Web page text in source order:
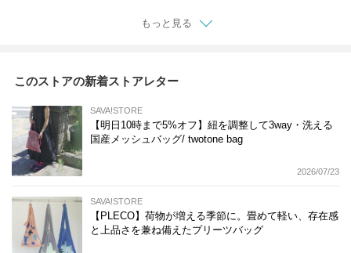
もっと見る
このストアの新着ストアレター
SAVA!STORE
【明日10時まで5%オフ】紐を調整して3way・洗える
国産メッシュバッグ/ twotone bag
2026/07/23
SAVA!STORE
【PLECO】荷物が増える季節に。畳めて軽い、存在感
と上品さを兼ね備えたプリーツバッグ